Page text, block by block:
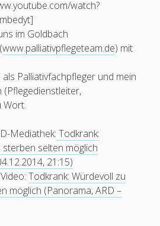
watch?
im Goldbach
www.palliativpflegeteam.de) mit
Palliativfachpfleger und mein
(Pflegedienstleiter,
Wort.
Mediathek: Todkrank:
selten möglich
21:15)
Todkrank: Würdevoll zu
möglich (Panorama, ARD –